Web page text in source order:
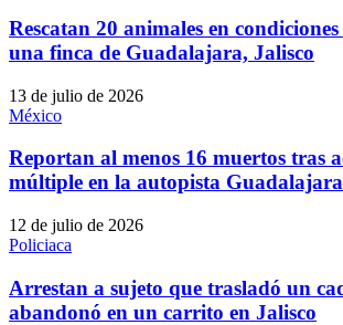
Rescatan 20 animales en
una finca de Guadalajara, Jalisco
13 de julio de 2026
México
Reportan al menos 16 muertos tras
múltiple en la autopista
12 de julio de 2026
Policiaca
Arrestan a sujeto que trasladó un
abandonó en un carrito en Jalisco